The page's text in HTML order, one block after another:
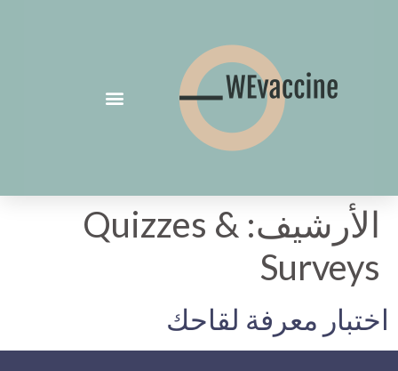
الأرشيف: Quizzes &
Surveys
اختبار معرفة لقاحك